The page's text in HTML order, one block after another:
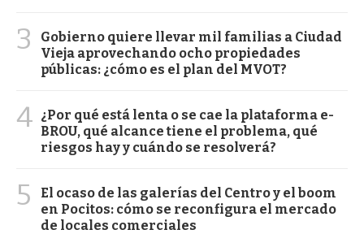
3
Gobierno quiere llevar mil familias a Ciudad
Vieja aprovechando ocho propiedades
públicas: ¿cómo es el plan del MVOT?
4 ¿Por qué está lenta o se cae la plataforma e-
BROU, qué alcance tiene el problema, qué
riesgos hay y cuándo se resolverá?
5
El ocaso de las galerías del Centro y el boom
en Pocitos: cómo se reconfigura el mercado
de locales comerciales